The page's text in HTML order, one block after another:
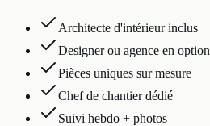
Architecte d'intérieur inclus
Designer ou agence en option
Pièces uniques sur mesure
Chef de chantier dédié
Suivi hebdo + photos